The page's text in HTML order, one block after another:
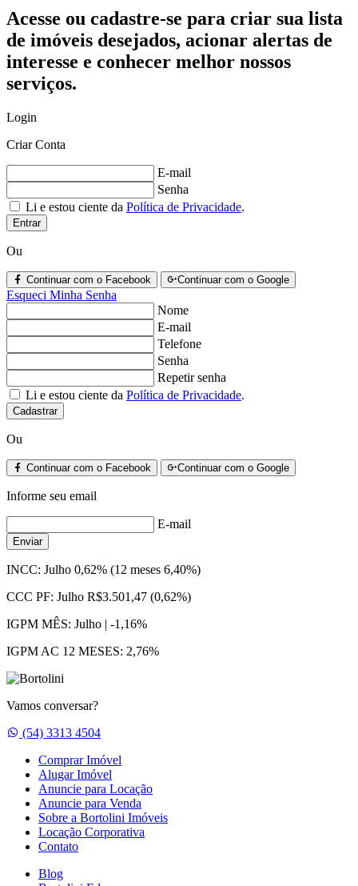
Acesse ou cadastre-se para criar sua lista
de imóveis desejados, acionar alertas de
interesse e conhecer melhor nossos
serviços.
Login
Criar Conta
E-mail
Senha
Li e estou ciente da Política de Privacidade.
Entrar
Ou
Continuar com o Facebook Continuar com o Google
Esqueci Minha Senha
Nome
E-mail
Telefone
Senha
Repetir senha
Li e estou ciente da Política de Privacidade.
Cadastrar
Ou
Continuar com o Facebook Continuar com o Google
Informe seu email
E-mail
Enviar
INCC: Julho 0,62% (12 meses 6,40%)
CCC PF: Julho R$3.501,47 (0,62%)
IGPM MÊS: Julho | -1,16%
IGPM AC 12 MESES: 2,76%
Vamos conversar?
Whatsapp
(54) 3313 4504
Comprar Imóvel
Alugar Imóvel
Anuncie para Locação
Anuncie para Venda
Sobre a Bortolini Imóveis
Locação Corporativa
Contato
Blog